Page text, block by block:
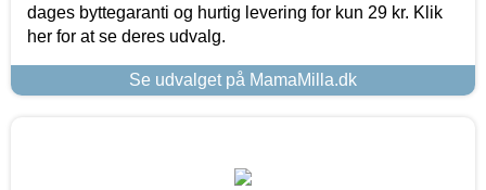
dages byttegaranti og hurtig levering for kun 29 kr. Klik
her for at se deres udvalg.
Se udvalget på MamaMilla.dk